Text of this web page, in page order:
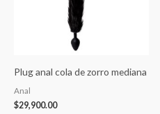
Plug anal cola de zorro mediana
Anal
$29,900.00